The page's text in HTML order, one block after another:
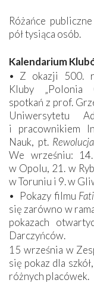
Różańce
pół tysiąca osób.
Kalendarium
• Z okazji 500.
Kluby „Polonia
spotkań z prof.
Uniwersytetu
i pracownikiem
Nauk, pt.
We wrześniu:
w Opolu, 21. w
w Toruniu i 9. w
• Pokazy filmu
się zarówno w
pokazach
Darczyńców.
15 września w
się pokaz dla
różnych placówek.